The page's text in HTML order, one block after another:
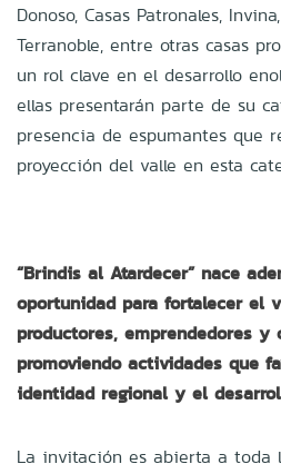
Donoso, Casas Patronales,
Terranoble, entre otras casas
un rol clave en el desarrollo
ellas presentarán parte de su
presencia de espumantes que
proyección del valle en esta
“Brindis al Atardecer” nace
oportunidad para fortalecer el
productores, emprendedores y
promoviendo actividades que
identidad regional y el
La invitación es abierta a toda